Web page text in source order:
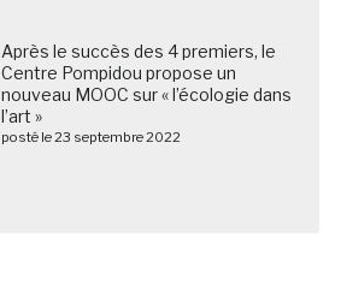
Après le succès des 4 premiers, le
Centre Pompidou propose un
nouveau MOOC sur « l’écologie dans
l’art »
posté le 23 septembre 2022